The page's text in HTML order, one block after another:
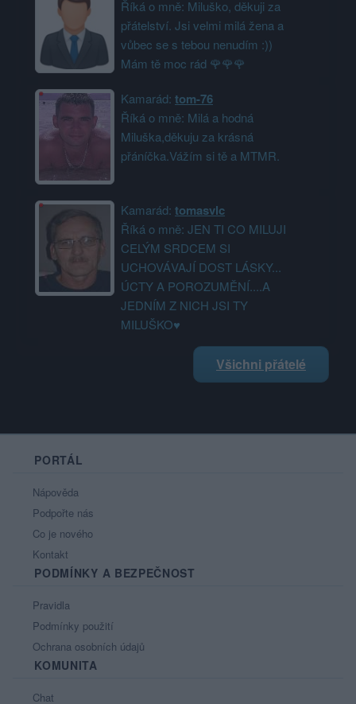
Říká o mně: Miluško, děkuji za
přátelství. Jsi velmi milá žena a
vůbec se s tebou nenudím :))
Mám tě moc rád 🌹🌹🌹
Kamarád: tom-76
Říká o mně: Milá a hodná
Miluška,děkuju za krásná
přáníčka.Vážím si tě a MTMR.
Kamarád: tomasvlc
Říká o mně: JEN TI CO MILUJI
CELÝM SRDCEM SI
UCHOVÁVAJÍ DOST LÁSKY...
ÚCTY A POROZUMĚNÍ....A
JEDNÍM Z NICH JSI TY
MILUŠKO♥
Všichni přátelé
PORTÁL
Nápověda
Podpořte nás
Co je nového
Kontakt
PODMÍNKY A BEZPEČNOST
Pravidla
Podmínky použití
Ochrana osobních údajů
KOMUNITA
Chat